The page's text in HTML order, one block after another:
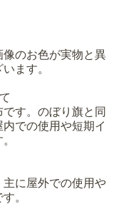
のお色が実物と異
ます。
す。のぼり旗と同
での使用や短期イ
に屋外での使用や
。